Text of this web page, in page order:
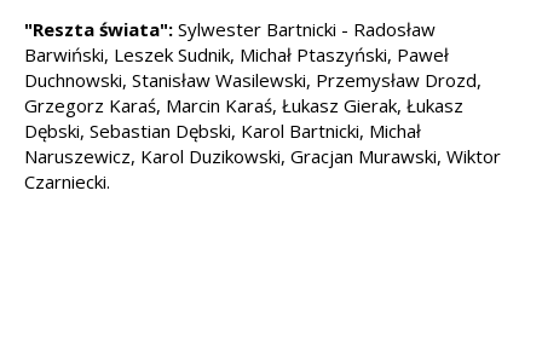
"Reszta świata": Sylwester Bartnicki - Radosław
Barwiński, Leszek Sudnik, Michał Ptaszyński, Paweł
Duchnowski, Stanisław Wasilewski, Przemysław Drozd,
Grzegorz Karaś, Marcin Karaś, Łukasz Gierak, Łukasz
Dębski, Sebastian Dębski, Karol Bartnicki, Michał
Naruszewicz, Karol Duzikowski, Gracjan Murawski, Wiktor
Czarniecki.